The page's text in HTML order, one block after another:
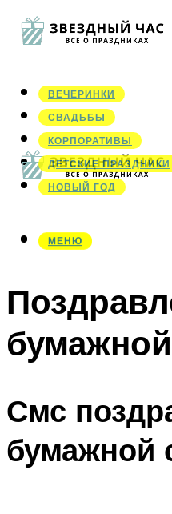
ВЕЧЕРИНКИ
СВАДЬБЫ
КОРПОРАТИВЫ
ДЕТСКИЕ ПРАЗДНИКИ
НОВЫЙ ГОД
МЕНЮ
МЕНЮ
Смс
бумажной